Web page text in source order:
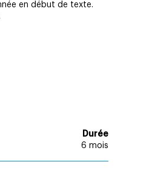
en début de texte.
Durée
6 mois